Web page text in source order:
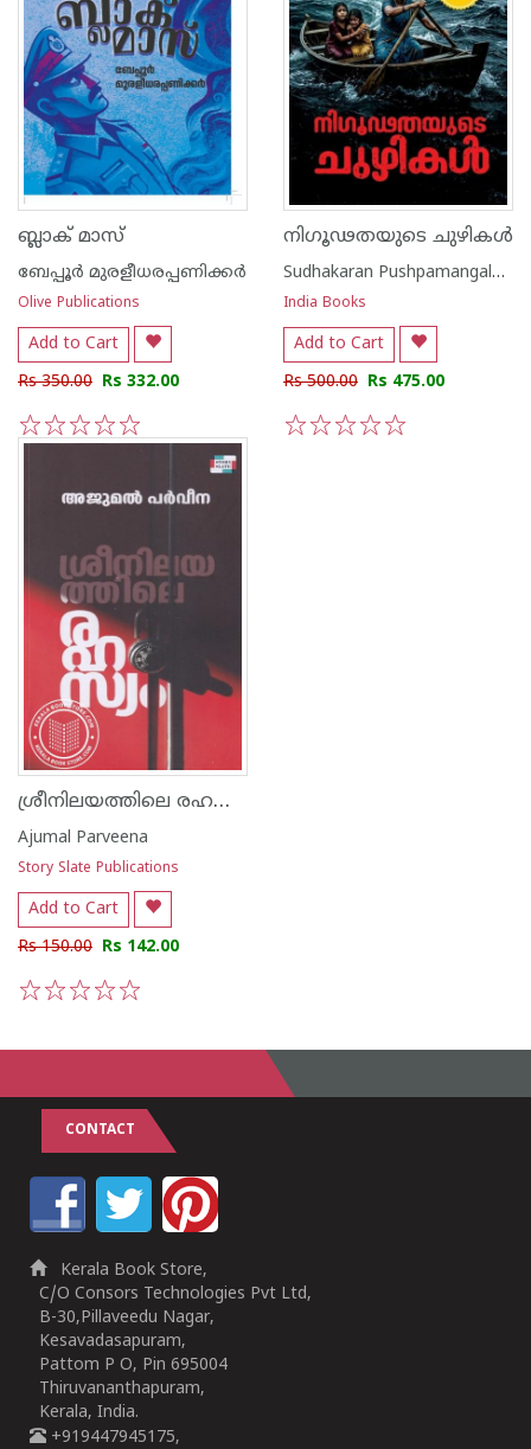
ബ്ലാക്‌ മാസ്
ബേപ്പൂര്‍ മുരളീധരപ്പണിക്കര്‍
Olive Publications
Add to Cart
Rs 350.00 Rs 332.00
5
4
3
2
1
നിഗൂഢതയുടെ ചുഴികൾ
Sudhakaran Pushpamangalam
India Books
Add to Cart
Rs 500.00 Rs 475.00
ശ്രീനിലയത്തിലെ രഹസ്യം
Ajumal Parveena
Story Slate Publications
Add to Cart
Rs 150.00 Rs 142.00
CONTACT
Kerala Book Store,
C/O Consors Technologies Pvt Ltd,
B-30,Pillaveedu Nagar,
Kesavadasapuram,
Pattom P O, Pin 695004
Thiruvananthapuram,
Kerala, India.
+919447945175,